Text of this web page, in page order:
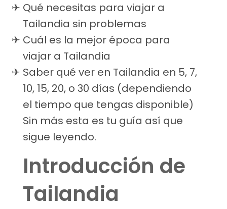
Qué necesitas para viajar a
Tailandia sin problemas
Cuál es la mejor época para
viajar a Tailandia
Saber qué ver en Tailandia en 5, 7,
10, 15, 20, o 30 días (dependiendo
el tiempo que tengas disponible)
Sin más esta es tu guía así que
sigue leyendo.
Introducción de
Tailandia